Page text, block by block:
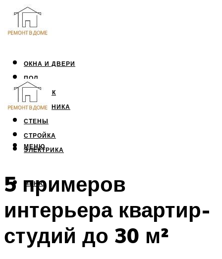
ОКНА И ДВЕРИ
ПОЛ
ПОТОЛОК
САНТЕХНИКА
СТЕНЫ
СТРОЙКА
ЭЛЕКТРИКА
МЕНЮ
МЕНЮ
5 примеров
интерьера квартир-
студий до 30 м²